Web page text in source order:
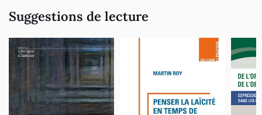
Suggestions de lecture